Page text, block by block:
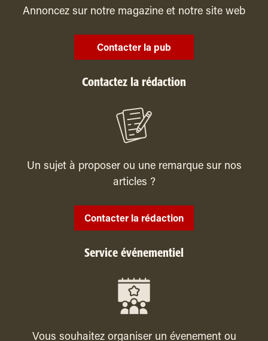
Annoncez sur notre magazine et notre site web
Contacter la pub
Contactez la rédaction
Un sujet à proposer ou une remarque sur nos
articles ?
Contacter la rédaction
Service événementiel
Vous souhaitez organiser un évenement ou